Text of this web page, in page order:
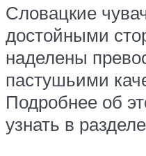
Словацкие
достойными
наделены
пастушьими
Подробнее об
узнать в